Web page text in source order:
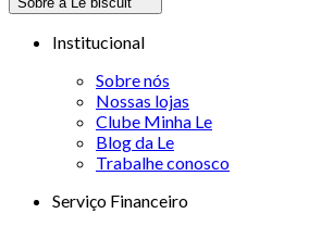
Institucional
Sobre nós
Nossas lojas
Clube Minha Le
Blog da Le
Trabalhe conosco
Serviço Financeiro